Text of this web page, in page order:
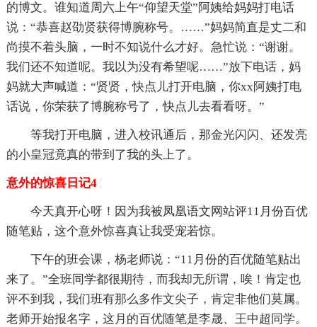
的博文。谁知道周六上午“仰望天堂”阿姨给妈妈打电话
说：“恭喜赵劭贤获得博腕称号。……”妈妈简直是丈二和
尚摸不着头脑，一时不知说什么才好。急忙说：“谢谢。
我们还不知道呢。我以为没有希望呢……”放下电话，妈
妈就大声喊道：“贤贤，快点儿打开电脑，你xx阿姨打电
话说，你荣获了博腕称号了，快点儿去看看呀。”
等我打开电脑，进入校讯通后，那金光闪闪、还发亮
的小皇冠竟真的带到了我的头上了。
意外的惊喜日记4
今天真开心呀！因为我被凤凰语文网站评11月份百优
随笔贴，这个意外惊喜真让我受宠若惊。
下午的班会课，杨老师说：“11月份的百优随笔贴出
来了。”全班同学都很期待，而我却无所谓，唉！肯定也
评不到我，我们班有那么多作文尖子，肯定非他们莫属。
老师开始报名字，这月的百优随笔是李晟、王中超同学。